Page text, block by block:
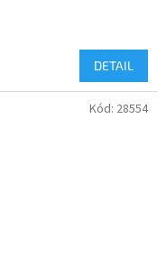
DETAIL
Kód: 28554